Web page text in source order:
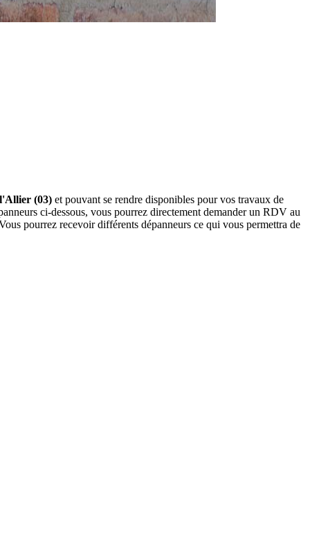
(03) et pouvant se rendre disponibles pour vos travaux de
ci-dessous, vous pourrez directement demander un RDV au
pourrez recevoir différents dépanneurs ce qui vous permettra de